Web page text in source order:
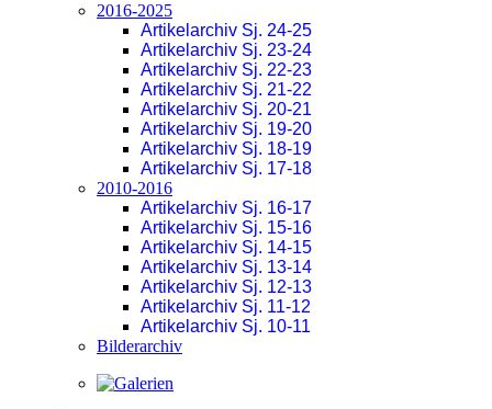
2016-2025
Artikelarchiv Sj. 24-25
Artikelarchiv Sj. 23-24
Artikelarchiv Sj. 22-23
Artikelarchiv Sj. 21-22
Artikelarchiv Sj. 20-21
Artikelarchiv Sj. 19-20
Artikelarchiv Sj. 18-19
Artikelarchiv Sj. 17-18
2010-2016
Artikelarchiv Sj. 16-17
Artikelarchiv Sj. 15-16
Artikelarchiv Sj. 14-15
Artikelarchiv Sj. 13-14
Artikelarchiv Sj. 12-13
Artikelarchiv Sj. 11-12
Artikelarchiv Sj. 10-11
Bilderarchiv